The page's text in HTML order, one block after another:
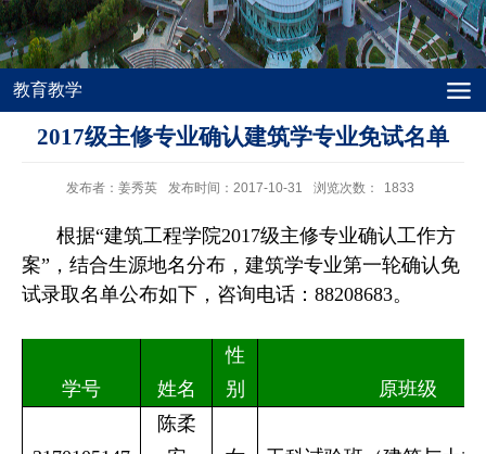
教育教学
2017级主修专业确认建筑学专业免试名单
发布者：姜秀英 发布时间：2017-10-31 浏览次数： 1833
根据“建筑工程学院2017级主修专业确认工作方
案”，结合生源地名分布，建筑学专业第一轮确认免
试录取名单公布如下， 咨询电话： 88208683。
学号 姓名
性
别
原班级
陈柔